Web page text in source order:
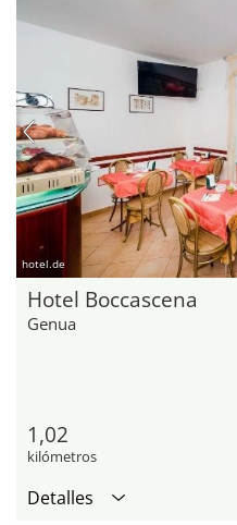
hotel.de
Hotel Boccascena
Genua
1,02
kilómetros
Detalles